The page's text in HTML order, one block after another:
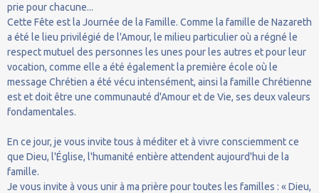
prie pour chacune...
Cette Fête est la Journée de la Famille. Comme la famille de Nazareth
a été le lieu privilégié de l'Amour, le milieu particulier où a régné le
respect mutuel des personnes les unes pour les autres et pour leur
vocation, comme elle a été également la première école où le
message Chrétien a été vécu intensément, ainsi la famille Chrétienne
est et doit être une communauté d'Amour et de Vie, ses deux valeurs
fondamentales.
En ce jour, je vous invite tous à méditer et à vivre consciemment ce
que Dieu, l'Église, l'humanité entière attendent aujourd'hui de la
famille.
Je vous invite à vous unir à ma prière pour toutes les familles : « Dieu,